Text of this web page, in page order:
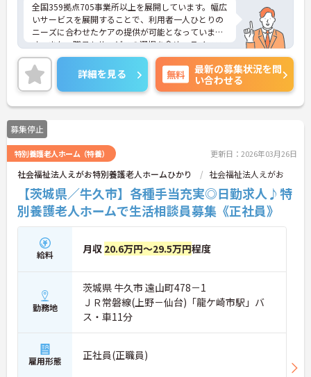
全国359拠点705事業所以上を展開しています。幅広
いサービスを展開することで、利用者一人ひとりの
ニーズに合わせたケアの提供が可能となっていま
す。また、職員もサービスの選択を含め、ライフス
タイルに合わせた働き方の選択肢が多くあります。
入社時研修はもちろん、サービス・職種ごとに研修
カリキュラムが整っており学び成長できる環境で
す。
ご興味のある方は面接対策ポイントなどお話致しま
すのでお気軽にお問い合わせください。
詳細を見る 無料
最新の募集状況を問
い合わせる
募集停止
特別養護老人ホーム（特養） 更新日：2026年03月26日
社会福祉法人えがお特別養護老人ホームひかり 社会福祉法人えがお
【茨城県／牛久市】各種手当充実◎日勤求人♪特
別養護老人ホームで生活相談員募集《正社員》
給料 月収 20.6万円～29.5万円程度
勤務地
茨城県 牛久市 遠山町478－1
ＪＲ常磐線(上野－仙台)「龍ケ崎市駅」バ
ス・車11分
雇用形態 正社員(正職員)